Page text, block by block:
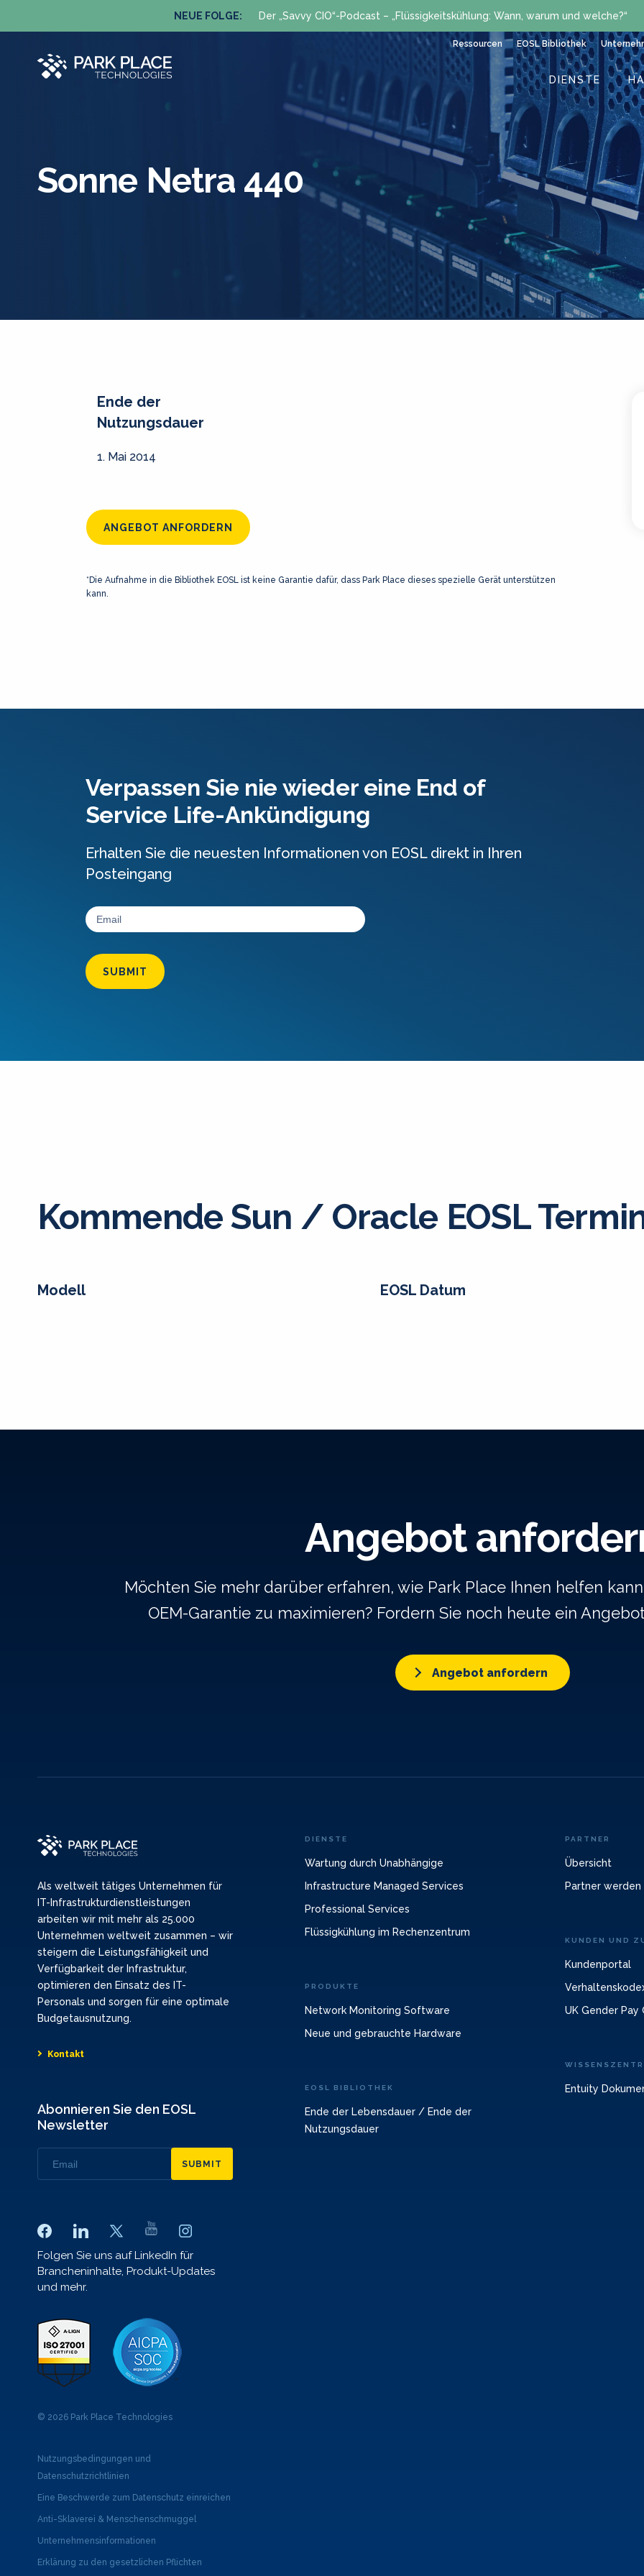
NEUE FOLGE: Der „Savvy CIO“-Podcast – „Flüssigkeitskühlung: Wann, warum und welche?“
Ressourcen EOSL Bibliothek
DIENSTE
Sonne Netra 440
Ende der
Nutzungsdauer
1. Mai 2014
ANGEBOT ANFORDERN
*Die Aufnahme in die Bibliothek EOSL ist keine Garantie dafür, dass Park Place dieses spezielle Gerät unterstützen
kann.
Verpassen Sie nie wieder eine End of
Service Life-Ankündigung
Erhalten Sie die neuesten Informationen von EOSL direkt in Ihren
Posteingang
SUBMIT
Kommende Sun / Oracle EOSL
Modell EOSL Datum
Angebot
Möchten Sie mehr darüber erfahren, wie Park Place Ihnen helfen
OEM-Garantie zu maximieren? Fordern Sie noch heute ein
Angebot anfordern
Als weltweit tätiges Unternehmen für
IT-Infrastrukturdienstleistungen
arbeiten wir mit mehr als 25.000
Unternehmen weltweit zusammen – wir
steigern die Leistungsfähigkeit und
Verfügbarkeit der Infrastruktur,
optimieren den Einsatz des IT-
Personals und sorgen für eine optimale
Budgetausnutzung.
Kontakt
Abonnieren Sie den EOSL
Newsletter
SUBMIT
Folgen Sie uns auf LinkedIn für
Brancheninhalte, Produkt-Updates
und mehr.
© 2026 Park Place Technologies
Nutzungsbedingungen und
Datenschutzrichtlinien
Eine Beschwerde zum Datenschutz einreichen
Anti-Sklaverei & Menschenschmuggel
Unternehmensinformationen
Erklärung zu den gesetzlichen Pflichten
DIENSTE
Wartung durch Unabhängige
Infrastructure Managed Services
Professional Services
Flüssigkühlung im Rechenzentrum
PRODUKTE
Network Monitoring Software
Neue und gebrauchte Hardware
EOSL BIBLIOTHEK
Ende der Lebensdauer / Ende der
Nutzungsdauer
PARTNER
Übersicht
Partner werden
KUNDEN UND
Kundenportal
UK Gender Pay
Entuity